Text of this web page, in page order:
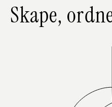
Skape,